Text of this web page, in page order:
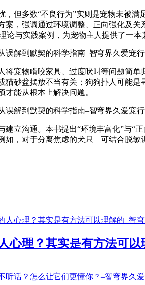
，但多数“不良行为”实则是宠物未被
案，强调通过环境调整、正向强化及
论与实践案例，为宠物主人提供了一
将宠物啃咬家具、过度吠叫等问题简
猫砂盆摆放不当有关；狗狗扑人可能
才能从根本上解决问题。
建立沟通。本书提出“环境丰富化”与“
如，对于分离焦虑的犬只，可结合脱
心理？其实是有方法可以